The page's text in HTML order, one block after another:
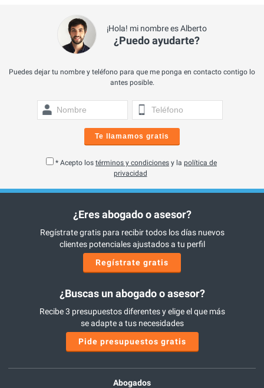
¡Hola! mi nombre es Alberto
¿Puedo ayudarte?
Puedes dejar tu nombre y teléfono para que me ponga en contacto contigo lo
antes posible.
Te llamamos gratis
* Acepto los términos y condiciones y la política de
privacidad
¿Eres abogado o asesor?
Regístrate gratis para recibir todos los días nuevos
clientes potenciales ajustados a tu perfil
Regístrate gratis
¿Buscas un abogado o asesor?
Recibe 3 presupuestos diferentes y elige el que más
se adapte a tus necesidades
Pide presupuestos gratis
Abogados